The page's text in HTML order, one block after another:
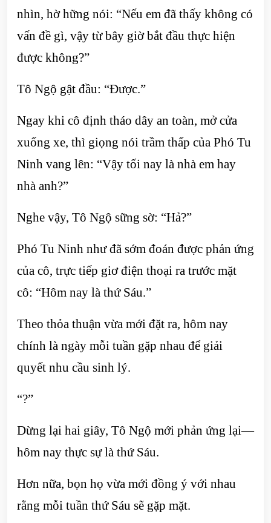
nhìn, hờ hững nói: “Nếu em đã thấy không có
vấn đề gì, vậy từ bây giờ bắt đầu thực hiện
được không?”
Tô Ngộ gật đầu: “Được.”
Ngay khi cô định tháo dây an toàn, mở cửa
xuống xe, thì giọng nói trầm thấp của Phó Tu
Ninh vang lên: “Vậy tối nay là nhà em hay
nhà anh?”
Nghe vậy, Tô Ngộ sững sờ: “Hả?”
Phó Tu Ninh như đã sớm đoán được phản ứng
của cô, trực tiếp giơ điện thoại ra trước mặt
cô: “Hôm nay là thứ Sáu.”
Theo thỏa thuận vừa mới đặt ra, hôm nay
chính là ngày mỗi tuần gặp nhau để giải
quyết nhu cầu sinh lý.
“?”
Dừng lại hai giây, Tô Ngộ mới phản ứng lại—
hôm nay thực sự là thứ Sáu.
Hơn nữa, bọn họ vừa mới đồng ý với nhau
rằng mỗi tuần thứ Sáu sẽ gặp mặt.